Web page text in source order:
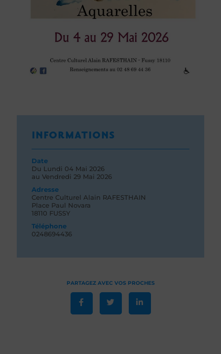
INFORMATIONS
Date
Du Lundi 04 Mai 2026
au Vendredi 29 Mai 2026
Adresse
Centre Culturel Alain RAFESTHAIN
Place Paul Novara
18110 FUSSY
Téléphone
0248694436